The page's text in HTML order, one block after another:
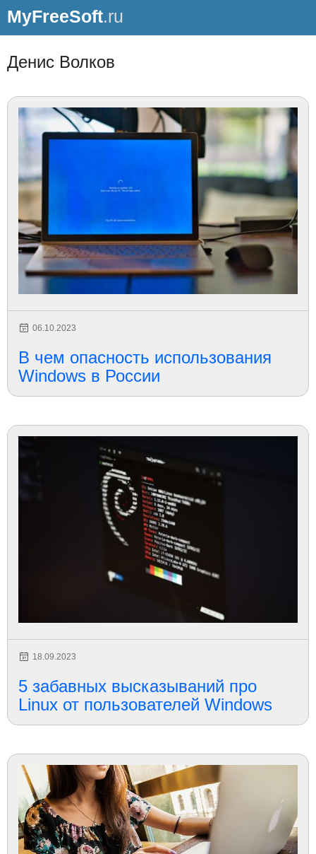
MyFreeSoft.ru
Денис Волков
06.10.2023
В чем опасность использования
Windows в России
18.09.2023
5 забавных высказываний про
Linux от пользователей Windows